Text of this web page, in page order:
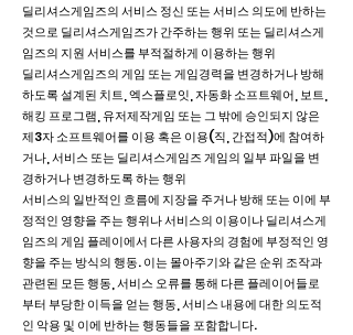
딜리셔스게임즈의 서비스 정신 또는 서비스 의도에 반하는
것으로 딜리셔스게임즈가 간주하는 행위 또는 딜리셔스게
임즈의 지원 서비스를 부적절하게 이용하는 행위
딜리셔스게임즈의 게임 또는 게임경력을 변경하거나 방해
하도록 설계된 치트, 엑스플로잇, 자동화 소프트웨어, 보트,
해킹 프로그램, 유저제작게임 또는 그 밖에 승인되지 않은
제3자 소프트웨어를 이용 혹은 이용(직, 간접적)에 참여하
거나, 서비스 또는 딜리셔스게임즈 게임의 일부 파일을 변
경하거나 변경하도록 하는 행위
서비스의 일반적인 흐름에 지장을 주거나 방해 또는 이에 부
정적인 영향을 주는 행위나 서비스의 이용이나 딜리셔스게
임즈의 게임 플레이에서 다른 사용자의 경험에 부정적인 영
향을 주는 방식의 행동. 이는 몰아주기와 같은 순위 조작과
관련된 모든 행동, 서비스 오류를 통해 다른 플레이어들로
부터 부당한 이득을 얻는 행동, 서비스 내용에 대한 의도적
인 악용 및 이에 반하는 행동들을 포함합니다.